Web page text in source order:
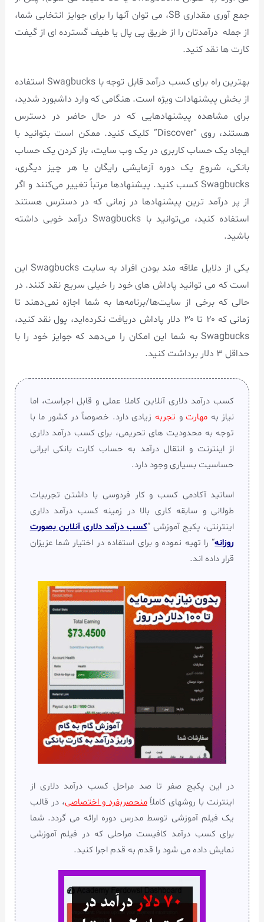
جمع آوری مقداری SB، می توان آنها را برای جوایز انتخابی شما،
از جمله درآمدتان را از طریق پی پال یا طیف گسترده ای از گیفت
کارت ها نقد کنید.
بهترین راه برای کسب درآمد قابل توجه با Swagbucks استفاده
از بخش پیشنهادات ویژه است. هنگامی که وارد داشبورد شدید،
برای مشاهده پیشنهادهایی که در حال حاضر در دسترس
هستند، روی “Discover” کلیک کنید. ممکن است بتوانید با
ایجاد یک حساب کاربری در یک وب سایت، باز کردن یک حساب
بانکی، شروع یک دوره آزمایشی رایگان یا هر چیز دیگری،
Swagbucks کسب کنید. پیشنهادها مرتباً تغییر می‌کنند و اگر
از پر درآمد ترین پیشنهادها در زمانی که در دسترس هستند
استفاده کنید، می‌توانید با Swagbucks درآمد خوبی داشته
باشید.
یکی از دلایل علاقه مند بودن افراد به سایت Swagbucks این
است که می توانید پاداش های خود را خیلی سریع نقد کنند. در
حالی که برخی از سایت‌ها/برنامه‌ها به شما اجازه نمی‌دهند تا
زمانی که ۲۰ تا ۳۰ دلار پاداش دریافت نکرده‌اید، پول نقد کنید،
Swagbucks به شما این امکان را می‌دهد که جوایز خود را با
حداقل ۳ دلار برداشت کنید.
کسب درآمد دلاری آنلاین کاملا عملی و قابل اجراست، اما
نیاز به مهارتو تجربه زیادی دارد. خصوصاً در کشور ما با
توجه به محدودیت های تحریمی، برای کسب درآمد دلاری
از اینترنت و انتقال درآمد به حساب کارت بانکی ایرانی
حساسیت بسیاری وجود دارد.
اساتید آکادمی کسب و کار فردوسی با داشتن تجربیات
طولانی و سابقه کاری بالا در زمینه کسب درآمد دلاری
اینترنتی، پکیج آموزشی ”کسب درآمد دلاری آنلاین بصورت
روزانه“ را تهیه نموده و برای استفاده در اختیار شما عزیزان
قرار داده اند.
در این پکیج صفر تا صد مراحل کسب درآمد دلاری از
اینترنت با روشهای کاملاًمنحصربفرد و اختصاصی، در قالب
یک فیلم آموزشی توسط مدرس دوره ارائه می گردد. شما
برای کسب درآمد کافیست مراحلی که در فیلم آموزشی
نمایش داده می شود را قدم به قدم اجرا کنید.